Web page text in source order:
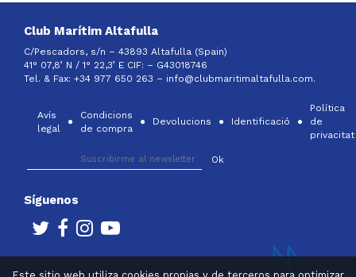
Club Marítim Altafulla
C/Pescadors, s/n – 43893 Altafulla (Spain)
41° 07,8’ N / 1° 22,3’ E CIF: – G43018746
Tel. & Fax: +34 977 650 263 – info@clubmaritimaltafulla.com.
Avís
legal
Condicions
de compra
Devolucions Identificació
Política
de
privacitat
Síguenos